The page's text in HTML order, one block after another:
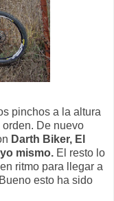
pinchos a la altura
De nuevo
Darth Biker, El
mismo. El resto lo
ritmo para llegar a
esto ha sido